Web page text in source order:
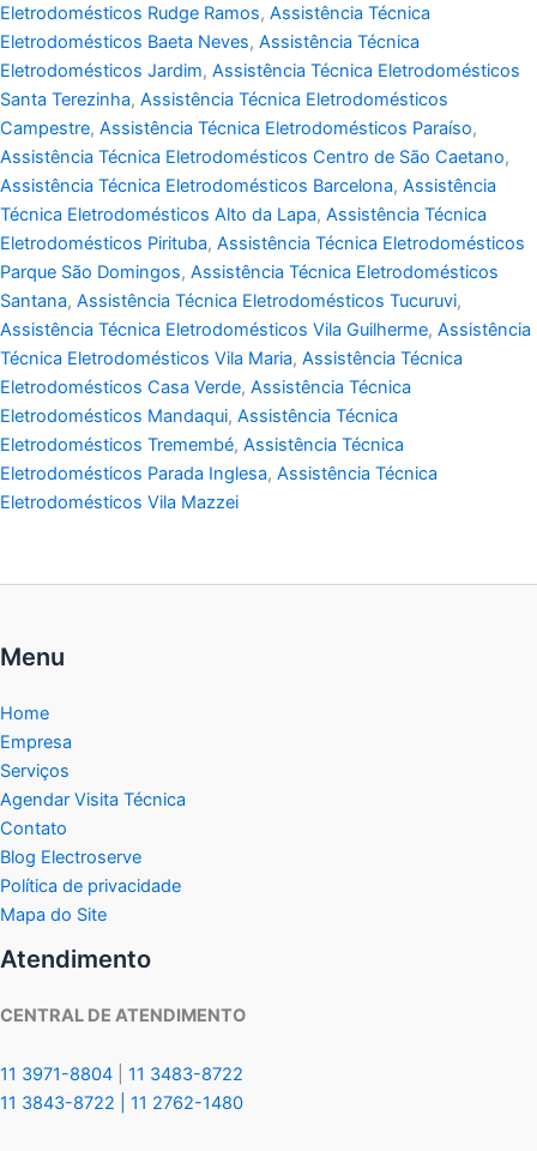
Eletrodomésticos Rudge Ramos, Assistência Técnica
Eletrodomésticos Baeta Neves, Assistência Técnica
Eletrodomésticos Jardim, Assistência Técnica Eletrodomésticos
Santa Terezinha, Assistência Técnica Eletrodomésticos
Campestre, Assistência Técnica Eletrodomésticos Paraíso,
Assistência Técnica Eletrodomésticos Centro de São Caetano,
Assistência Técnica Eletrodomésticos Barcelona, Assistência
Técnica Eletrodomésticos Alto da Lapa, Assistência Técnica
Eletrodomésticos Pirituba, Assistência Técnica Eletrodomésticos
Parque São Domingos, Assistência Técnica Eletrodomésticos
Santana, Assistência Técnica Eletrodomésticos Tucuruvi,
Assistência Técnica Eletrodomésticos Vila Guilherme, Assistência
Técnica Eletrodomésticos Vila Maria, Assistência Técnica
Eletrodomésticos Casa Verde, Assistência Técnica
Eletrodomésticos Mandaqui, Assistência Técnica
Eletrodomésticos Tremembé, Assistência Técnica
Eletrodomésticos Parada Inglesa, Assistência Técnica
Eletrodomésticos Vila Mazzei
Menu
Home
Empresa
Serviços
Agendar Visita Técnica
Contato
Blog Electroserve
Política de privacidade
Mapa do Site
Atendimento
CENTRAL DE ATENDIMENTO
11 3971-8804
11 3483-8722
11 3843-8722 | 11 2762-1480